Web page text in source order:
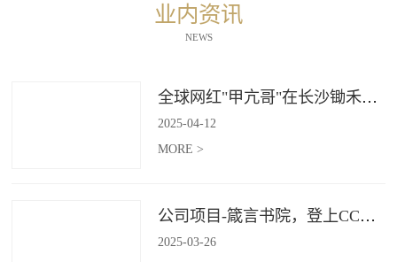
业内资讯
NEWS
全球网红"甲亢哥"在长沙锄禾打造的杜甫江阁体验参观
2025-04-12
MORE >
公司项目-箴言书院，登上CCTV4《记住乡愁》
2025-03-26